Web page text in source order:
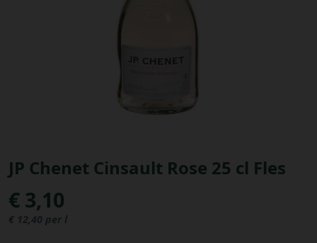
JP Chenet Cinsault Rose 25 cl Fles
€ 3,10
€ 12,40 per l